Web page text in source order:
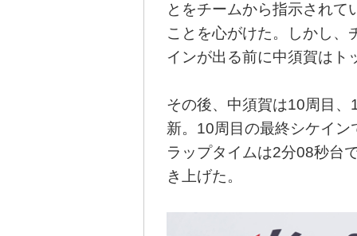
とをチームから指示され
ことを心がけた。しかし、
インが出る前に中須賀はト
その後、中須賀は10周目
新。10周目の最終シケイ
ラップタイムは2分08秒台
き上げた。